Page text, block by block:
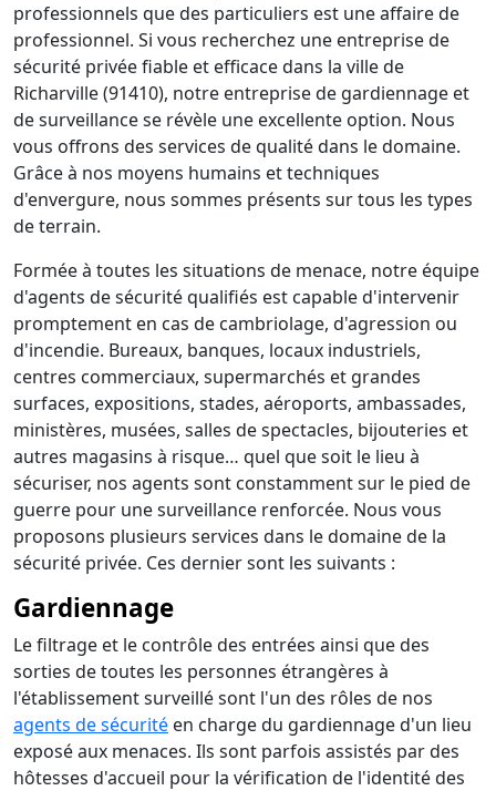
professionnels que des particuliers est une affaire de
professionnel. Si vous recherchez une entreprise de
sécurité privée fiable et efficace dans la ville de
Richarville (91410), notre entreprise de gardiennage et
de surveillance se révèle une excellente option. Nous
vous offrons des services de qualité dans le domaine.
Grâce à nos moyens humains et techniques
d'envergure, nous sommes présents sur tous les types
de terrain.
Formée à toutes les situations de menace, notre équipe
d'agents de sécurité qualifiés est capable d'intervenir
promptement en cas de cambriolage, d'agression ou
d'incendie. Bureaux, banques, locaux industriels,
centres commerciaux, supermarchés et grandes
surfaces, expositions, stades, aéroports, ambassades,
ministères, musées, salles de spectacles, bijouteries et
autres magasins à risque… quel que soit le lieu à
sécuriser, nos agents sont constamment sur le pied de
guerre pour une surveillance renforcée. Nous vous
proposons plusieurs services dans le domaine de la
sécurité privée. Ces dernier sont les suivants :
Gardiennage
Le filtrage et le contrôle des entrées ainsi que des
sorties de toutes les personnes étrangères à
l'établissement surveillé sont l'un des rôles de nos
agents de sécurité en charge du gardiennage d'un lieu
exposé aux menaces. Ils sont parfois assistés par des
hôtesses d'accueil pour la vérification de l'identité des